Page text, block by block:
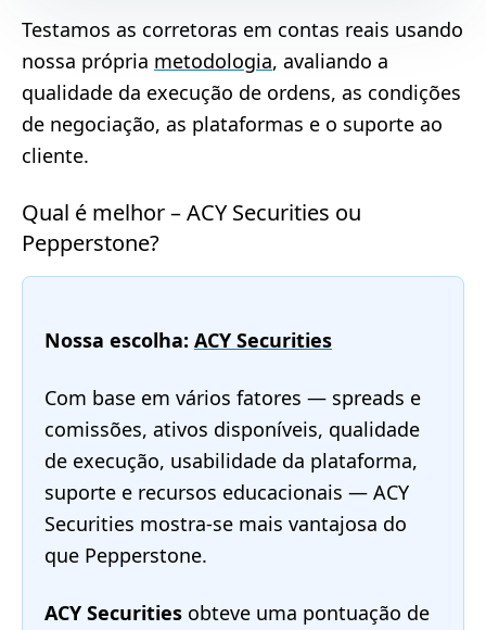
Testamos as corretoras em contas reais usando
nossa própria metodologia, avaliando a
qualidade da execução de ordens, as condições
de negociação, as plataformas e o suporte ao
cliente.
Qual é melhor – ACY Securities ou
Pepperstone?
Nossa escolha: ACY Securities
Com base em vários fatores — spreads e
comissões, ativos disponíveis, qualidade
de execução, usabilidade da plataforma,
suporte e recursos educacionais — ACY
Securities mostra-se mais vantajosa do
que Pepperstone.
ACY Securities obteve uma pontuação de